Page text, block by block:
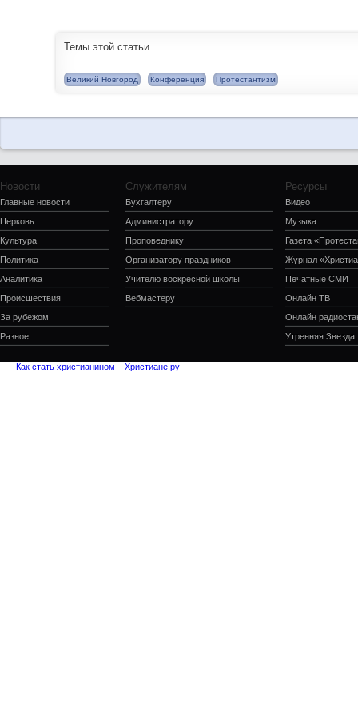
Темы этой статьи
Великий Новгород Конференция Протестантизм
Новости
Главные новости
Церковь
Культура
Политика
Аналитика
Происшествия
За рубежом
Разное
Служителям
Бухгалтеру
Администратору
Проповеднику
Организатору праздников
Учителю воскресной школы
Вебмастеру
Ресурсы
Видео
Музыка
Газета
Журнал
Печатные СМИ
Онлайн ТВ
Онлайн
Утренняя Звезда
Как стать христианином – Христиане.ру